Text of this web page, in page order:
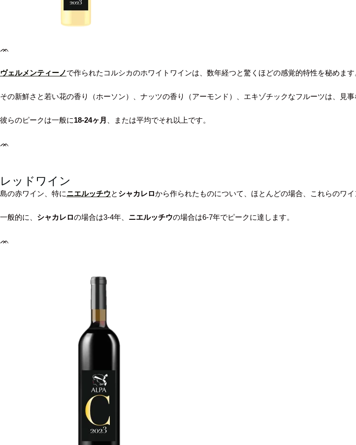
ᨏ
ヴェルメンティーノで作られたコルシカのホワイトワインは、数年経つと驚くほどの感覚的特性を秘めます
その新鮮さと若い花の香り（ホーソン）、ナッツの香り（アーモンド）、エキゾチックなフルーツは、見
彼らのピークは一般に18-24ヶ月 、または平均でそれ以上です。
ᨏ
レッドワイン
島の赤ワイン、特にニエルッチウと シャカレロから作られたものについて、ほとんどの場合、これらのワ
一般的に、 シャカレロの場合は3-4年、 ニエルッチウの場合は6-7年でピークに達します。
ᨏ